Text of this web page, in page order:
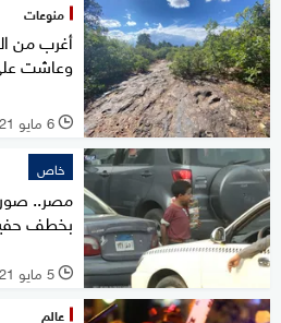
منوعات
أغرب من
وعاشت
l 6 مايو 2021
خاص
مصر..
بخطف
l 5 مايو 2021
عالم